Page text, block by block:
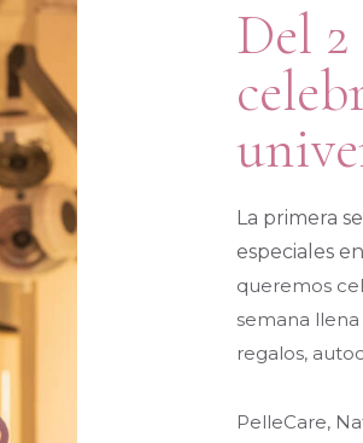
Del
La primera
especiales
queremos
semana
regalos,
PelleCare,